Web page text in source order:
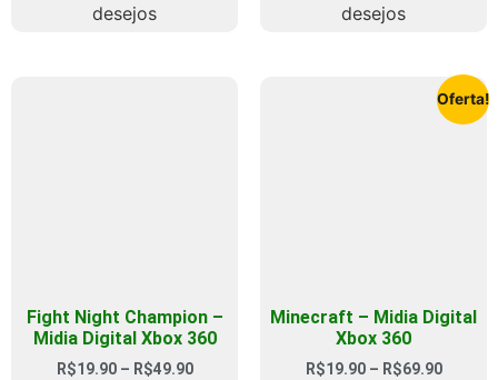
desejos
desejos
Fight Night Champion –
Midia Digital Xbox 360
R$19.90 – R$49.90
Oferta!
Minecraft – Midia Digital
Xbox 360
R$19.90 – R$69.90